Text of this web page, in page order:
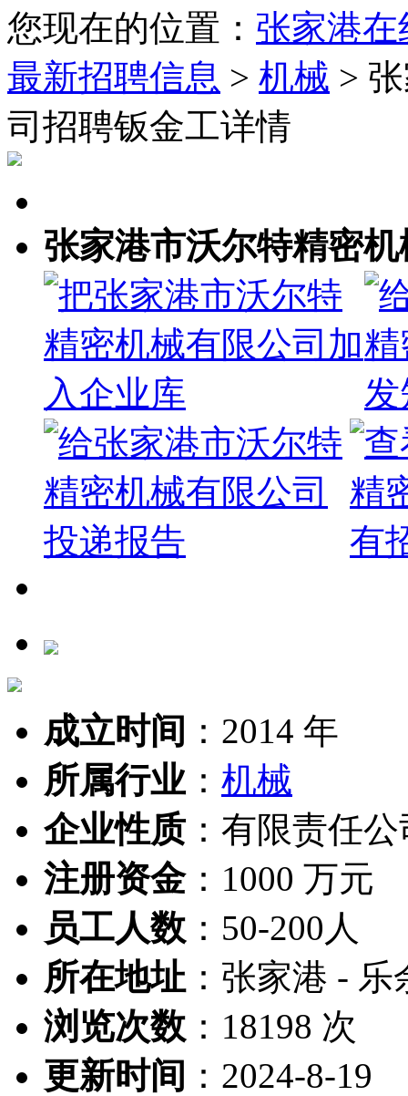
您现在的位置： 张家港
最新招聘信息 > 机械 >
司招聘钣金工详情
张家港市沃尔特精密
成立时间 ： 2014 年
所属行业： 机械
企业性质： 有限责任公
注册资金： 1000 万元
员工人数 ： 50-200人
所在地址 ： 张家港 - 乐
浏览次数 ： 18198 次
更新时间 ： 2024-8-19